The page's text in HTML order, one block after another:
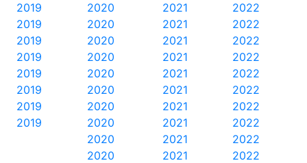
2022
2022
2022
2022
2022
2022
2022
2022
2022
2022
2021
2021
2021
2021
2021
2021
2021
2021
2021
2021
2020
2020
2020
2020
2020
2020
2020
2020
2020
2020
2019
2019
2019
2019
2019
2019
2019
2019